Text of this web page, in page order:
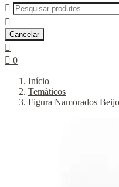


Cancelar

 0
Início
Temáticos
Figura Namorados